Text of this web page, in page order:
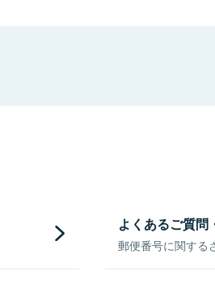
よくあるご質問
郵便番号に関する